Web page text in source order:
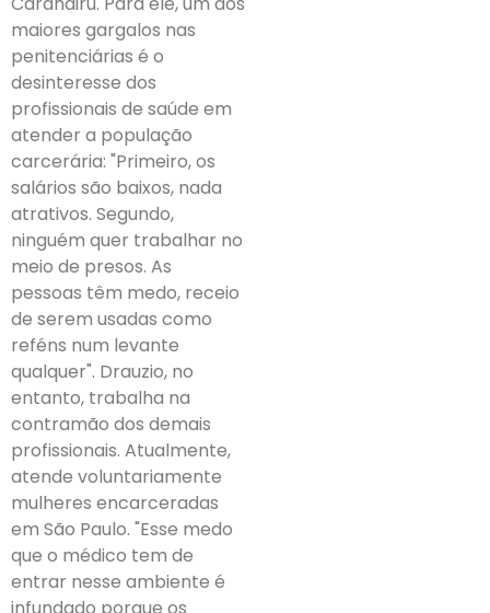
maiores gargalos nas
penitenciárias é o
desinteresse dos
profissionais de saúde em
atender a população
carcerária: "Primeiro, os
salários são baixos, nada
atrativos. Segundo,
ninguém quer trabalhar no
meio de presos. As
pessoas têm medo, receio
de serem usadas como
reféns num levante
qualquer". Drauzio, no
entanto, trabalha na
contramão dos demais
profissionais. Atualmente,
atende voluntariamente
mulheres encarceradas
em São Paulo. "Esse medo
que o médico tem de
entrar nesse ambiente é
infundado porque os